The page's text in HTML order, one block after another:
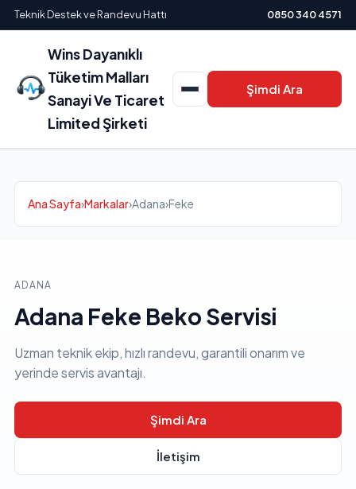
Teknik Destek ve Randevu Hattı 0850 340 4571
Wins Dayanıklı
Tüketim Malları
Sanayi Ve Ticaret
Limited Şirketi
Şimdi Ara
Ana Sayfa›Markalar›Adana›Feke
ADANA
Adana Feke Beko Servisi
Uzman teknik ekip, hızlı randevu, garantili onarım ve
yerinde servis avantajı.
Şimdi Ara
İletişim